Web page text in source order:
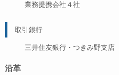
業務提携会社４社
取引銀行
三井住友銀行・つきみ野支店
沿革